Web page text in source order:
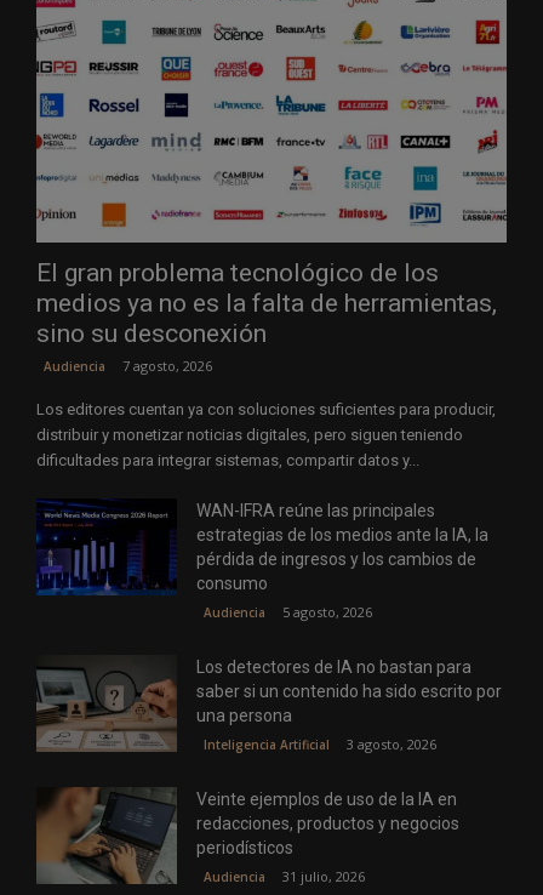
El gran problema tecnológico de los
medios ya no es la falta de herramientas,
sino su desconexión
Audiencia 7 agosto, 2026
Los editores cuentan ya con soluciones suficientes para producir,
distribuir y monetizar noticias digitales, pero siguen teniendo
dificultades para integrar sistemas, compartir datos y...
WAN-IFRA reúne las principales
estrategias de los medios ante la IA, la
pérdida de ingresos y los cambios de
consumo
Audiencia 5 agosto, 2026
Los detectores de IA no bastan para
saber si un contenido ha sido escrito por
una persona
Inteligencia Artificial 3 agosto, 2026
Veinte ejemplos de uso de la IA en
redacciones, productos y negocios
periodísticos
Audiencia 31 julio, 2026